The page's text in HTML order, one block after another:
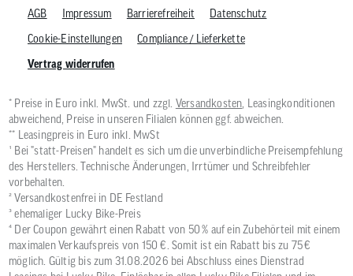
AGB Impressum Barrierefreiheit
Datenschutz
Cookie-Einstellungen
Compliance / Lieferkette
Vertrag widerrufen
* Preise in Euro inkl. MwSt. und zzgl. Versandkosten , Leasingkonditionen
abweichend, Preise in unseren Filialen können ggf. abweichen.
** Leasingpreis in Euro inkl. MwSt
¹ Bei "statt-Preisen" handelt es sich um die unverbindliche Preisempfehlung
des Herstellers. Technische Änderungen, Irrtümer und Schreibfehler
vorbehalten.
² Versandkostenfrei in DE Festland
³ ehemaliger Lucky Bike-Preis
⁴ Der Coupon gewährt einen Rabatt von 50 % auf ein Zubehörteil mit einem
maximalen Verkaufspreis von 150 €. Somit ist ein Rabatt bis zu 75 €
möglich. Gültig bis zum 31.08.2026 bei Abschluss eines Dienstrad